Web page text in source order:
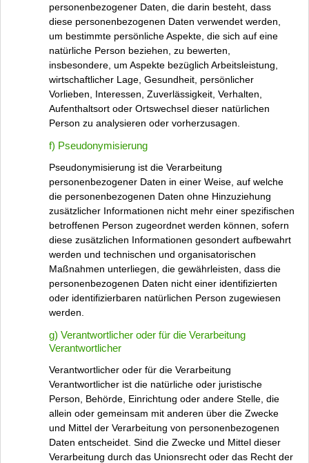
personenbezogener Daten, die darin besteht, dass
diese personenbezogenen Daten verwendet werden,
um bestimmte persönliche Aspekte, die sich auf eine
natürliche Person beziehen, zu bewerten,
insbesondere, um Aspekte bezüglich Arbeitsleistung,
wirtschaftlicher Lage, Gesundheit, persönlicher
Vorlieben, Interessen, Zuverlässigkeit, Verhalten,
Aufenthaltsort oder Ortswechsel dieser natürlichen
Person zu analysieren oder vorherzusagen.
f) Pseudonymisierung
Pseudonymisierung ist die Verarbeitung
personenbezogener Daten in einer Weise, auf welche
die personenbezogenen Daten ohne Hinzuziehung
zusätzlicher Informationen nicht mehr einer spezifischen
betroffenen Person zugeordnet werden können, sofern
diese zusätzlichen Informationen gesondert aufbewahrt
werden und technischen und organisatorischen
Maßnahmen unterliegen, die gewährleisten, dass die
personenbezogenen Daten nicht einer identifizierten
oder identifizierbaren natürlichen Person zugewiesen
werden.
g) Verantwortlicher oder für die Verarbeitung
Verantwortlicher
Verantwortlicher oder für die Verarbeitung
Verantwortlicher ist die natürliche oder juristische
Person, Behörde, Einrichtung oder andere Stelle, die
allein oder gemeinsam mit anderen über die Zwecke
und Mittel der Verarbeitung von personenbezogenen
Daten entscheidet. Sind die Zwecke und Mittel dieser
Verarbeitung durch das Unionsrecht oder das Recht der